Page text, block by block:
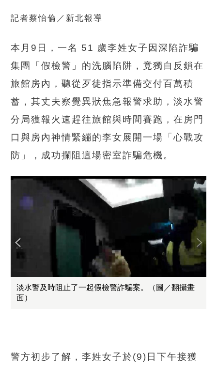
記者蔡怡倫／新北報導
本月9日，一名 51 歲李姓女子因深陷詐騙
集團「假檢警」的洗腦陷阱，竟獨自反鎖在
旅館房內，聽從歹徒指示準備交付百萬積
蓄，其丈夫察覺異狀焦急報警求助，淡水警
分局獲報火速趕往旅館與時間賽跑，在房門
口與房內神情緊繃的李女展開一場「心戰攻
防」，成功攔阻這場密室詐騙危機。
淡水警及時阻止了一起假檢警詐騙案。（圖／翻攝畫
面）
警方初步了解，李姓女子於(9)日下午接獲